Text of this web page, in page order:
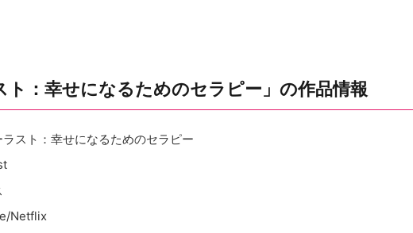
ト：幸せになるためのセラピー」の作品情報
スト：幸せになるためのセラピー
Netflix